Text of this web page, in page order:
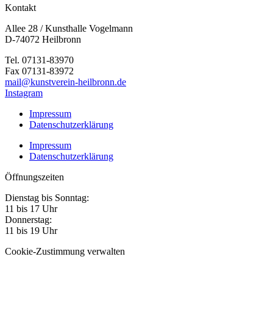
Kontakt
Allee 28 / Kunsthalle Vogelmann
D-74072 Heilbronn
Tel. 07131-83970
Fax 07131-83972
mail@kunstverein-heilbronn.de
Instagram
Impressum
Datenschutzerklärung
Impressum
Datenschutzerklärung
Öffnungszeiten
Dienstag bis Sonntag:
11 bis 17 Uhr
Donnerstag:
11 bis 19 Uhr
Cookie-Zustimmung verwalten